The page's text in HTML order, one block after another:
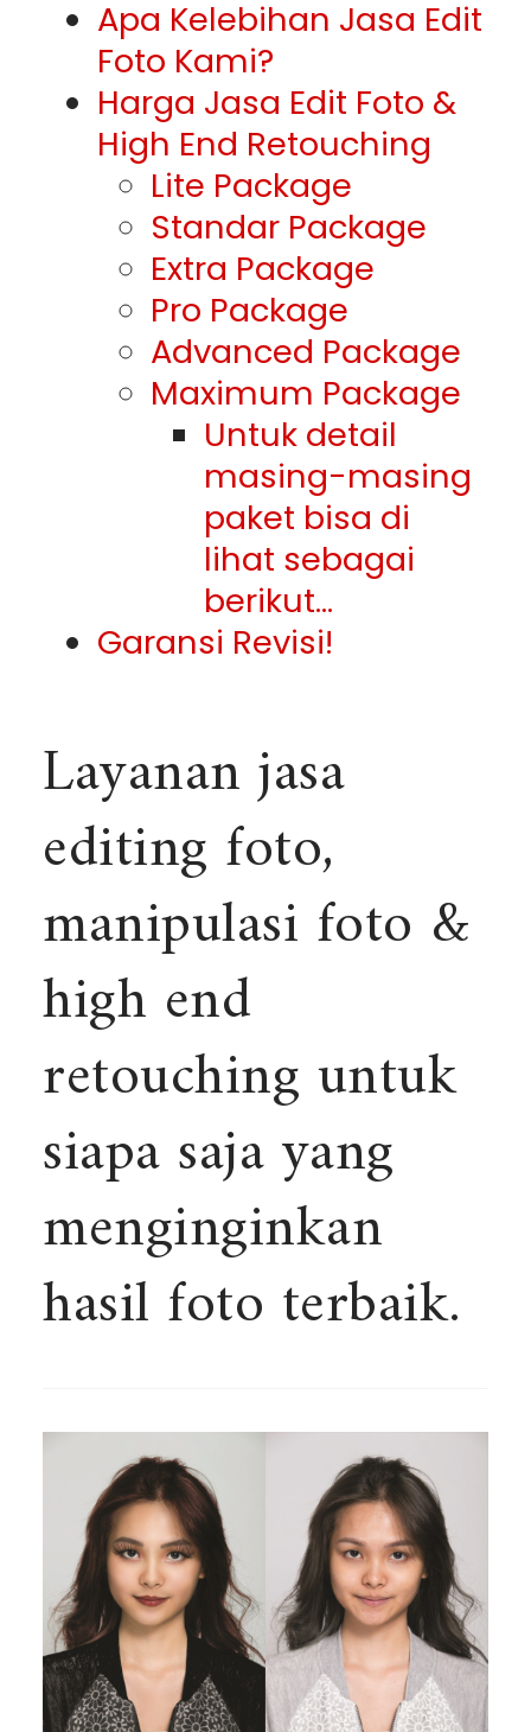
Apa Kelebihan Jasa Edit
Foto Kami?
Harga Jasa Edit Foto &
High End Retouching
Lite Package
Standar Package
Extra Package
Pro Package
Advanced Package
Maximum Package
Untuk detail
masing-masing
paket bisa di
lihat sebagai
berikut…
Garansi Revisi!
Layanan jasa
editing foto,
manipulasi foto &
high end
retouching untuk
siapa saja yang
menginginkan
hasil foto terbaik.